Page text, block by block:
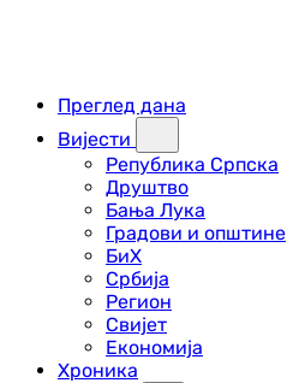
Преглед дана
Вијести
Република Српска
Друштво
Бања Лука
Градови и општине
БиХ
Србија
Регион
Свијет
Економија
Хроника